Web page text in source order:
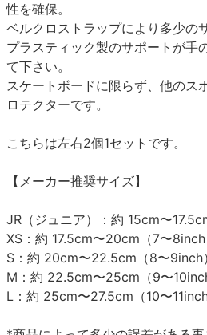
性を確保。
ベルクロストラップにより多少の
プラスティック製のサポートが手
て下さい。
スケートボードに限らず、他のス
ロテクターです。
こちらは左右2個1セットです。
【メーカー推奨サイズ】
JR（ジュニア）：約 15cm〜
XS：約 17.5cm〜20cm（7〜8inch
S：約 20cm〜22.5cm（8〜9inch）
M：約 22.5cm〜25cm（9〜10inch
L：約 25cm〜27.5cm（10〜11inch